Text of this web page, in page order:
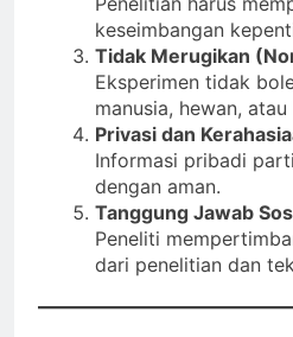
keseimbangan
Tidak Merugikan
Eksperimen tidak
manusia, hewan,
Privasi dan
Informasi pribadi
dengan aman.
Tanggung Jawab
Peneliti
dari penelitian dan